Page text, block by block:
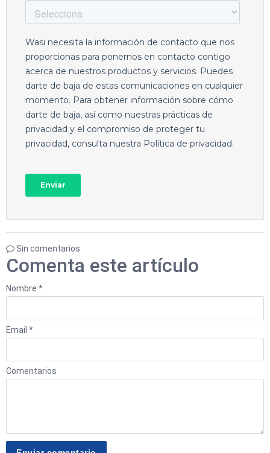
Sin comentarios
Comenta este artículo
Nombre *
Email *
Comentarios